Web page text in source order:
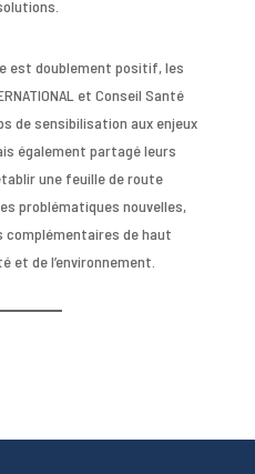
est doublement positif, les
et Conseil Santé
de sensibilisation aux enjeux
également partagé leurs
une feuille de route
problématiques nouvelles,
de haut
et de l’environnement.